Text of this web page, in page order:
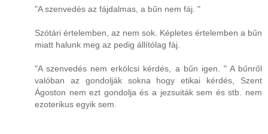
"A szenvedés az fájdalmas, a bűn nem fáj. "
Szótári értelemben, az nem sok. Képletes értelemben a bűn
miatt halunk meg az pedig állítólag fáj.
"A szenvedés nem erkölcsi kérdés, a bűn igen. " A bűnről
valóban az gondolják sokna hogy etikai kérdés, Szent
Ágoston nem ezt gondolja és a jezsuiták sem és stb. nem
ezoterikus egyik sem.